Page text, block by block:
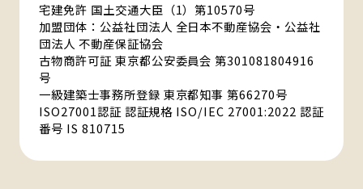
宅建免許 国土交通大臣（1）第10570号
加盟団体：公益社団法人 全日本不動産協会・公益社
団法人 不動産保証協会
古物商許可証 東京都公安委員会 第301081804916
号
一級建築士事務所登録 東京都知事 第66270号
ISO27001認証 認証規格 ISO/IEC 27001:2022 認証
番号 IS 810715